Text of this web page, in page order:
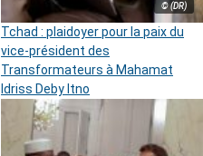
© (DR)
Tchad : plaidoyer pour la paix du
vice-président des
Transformateurs à Mahamat
Idriss Deby Itno